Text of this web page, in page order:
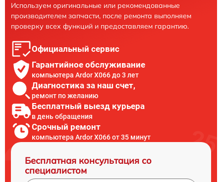
Используем оригинальные или рекомендованные
производителем запчасти, после ремонта выполняем
проверку всех функций и предоставляем гарантию.
Официальный сервис
Гарантийное обслуживание
компьютера Ardor X066 до 3 лет
Диагностика за наш счет,
ремонт по желанию
Бесплатный выезд курьера
в день обращения
Срочный ремонт
компьютера Ardor X066 от 35 минут
Бесплатная консультация со
специалистом